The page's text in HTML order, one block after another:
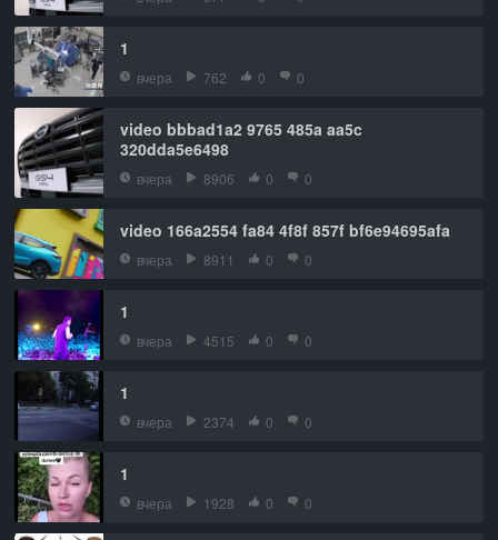
1
вчера 762 0 0
video bbbad1a2 9765 485a aa5c
320dda5e6498
вчера 8906 0 0
video 166a2554 fa84 4f8f 857f bf6e94695afa
вчера 8911 0 0
1
вчера 4515 0 0
1
вчера 2374 0 0
1
вчера 1928 0 0